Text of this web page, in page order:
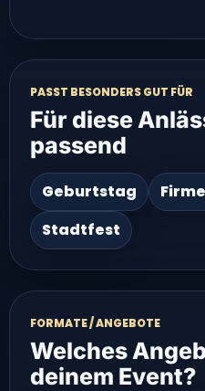
PASST BESONDERS GUT FÜR
Für diese
passend
Geburtstag
Stadtfest
FORMATE / ANGEBOTE
Welches
deinem Event?